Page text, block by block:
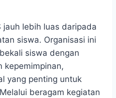
jauh lebih luas daripada
siswa. Organisasi ini
siswa dengan
kepemimpinan,
yang penting untuk
beragam kegiatan